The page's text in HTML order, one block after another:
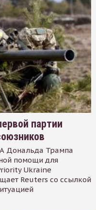
партии
Дональда Трампа
помощи для
Ukraine
Reuters со ссылкой